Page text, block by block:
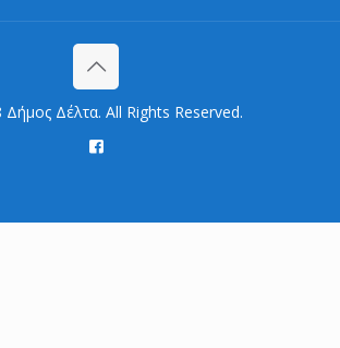
Δέλτα. All Rights Reserved.